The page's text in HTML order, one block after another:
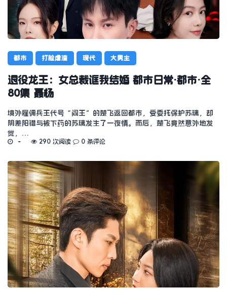
都市 打脸虐渣 现代 大男主
退役龙王：女总裁诓我结婚 都市日常·都市·全
80集 聂杨
境外雇佣兵王代号“阎王”的楚飞返回都市，受委托保护苏璃，却
阴差阳错与被下药的苏璃发生了一夜情。而后，楚飞竟然意外地发
觉，…
290 次阅读 0 条评论